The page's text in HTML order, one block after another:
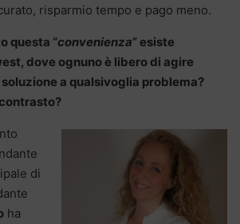
risparmio tempo e pago meno.
questa “convenienza” esiste
dove ognuno è libero di agire
a qualsivoglia problema?
di
ha